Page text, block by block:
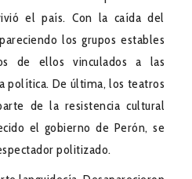
el país. Con la caída del
los grupos estables
de ellos vinculados a las
política. De última, los teatros
de la resistencia cultural
el gobierno de Perón, se
politizado.